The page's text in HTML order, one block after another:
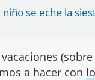
se eche la
a hacer con